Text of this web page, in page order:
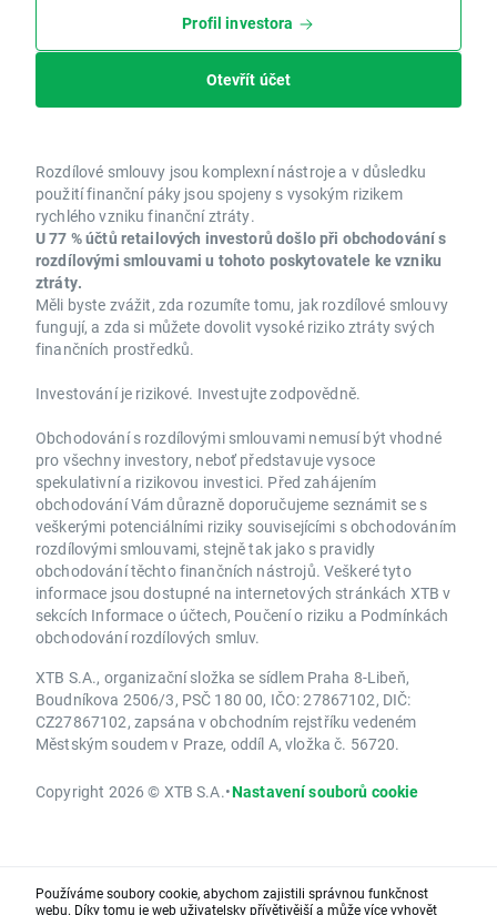
Profil investora
Otevřít účet
Rozdílové smlouvy jsou komplexní nástroje a v důsledku
použití finanční páky jsou spojeny s vysokým rizikem
rychlého vzniku finanční ztráty.
U 77 % účtů retailových investorů došlo při obchodování s
rozdílovými smlouvami u tohoto poskytovatele ke vzniku
ztráty.
Měli byste zvážit, zda rozumíte tomu, jak rozdílové smlouvy
fungují, a zda si můžete dovolit vysoké riziko ztráty svých
finančních prostředků.
Investování je rizikové. Investujte zodpovědně.
Obchodování s rozdílovými smlouvami nemusí být vhodné
pro všechny investory, neboť představuje vysoce
spekulativní a rizikovou investici. Před zahájením
obchodování Vám důrazně doporučujeme seznámit se s
veškerými potenciálními riziky souvisejícími s obchodováním
rozdílovými smlouvami, stejně tak jako s pravidly
obchodování těchto finančních nástrojů. Veškeré tyto
informace jsou dostupné na internetových stránkách XTB v
sekcích Informace o účtech, Poučení o riziku a Podmínkách
obchodování rozdílových smluv.
XTB S.A., organizační složka se sídlem Praha 8-Libeň,
Boudníkova 2506/3, PSČ 180 00, IČO: 27867102, DIČ:
CZ27867102, zapsána v obchodním rejstříku vedeném
Městským soudem v Praze, oddíl A, vložka č. 56720.
Copyright 2026 © XTB S.A.•Nastavení souborů cookie
Používáme soubory cookie, abychom zajistili správnou funkčnost
webu. Díky tomu je web uživatelsky přívětivější a může více vyhovět